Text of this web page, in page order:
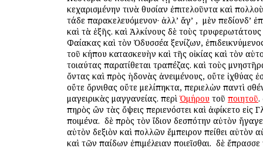
κεχαρισμένην τινὰ θυσίαν ἐπιτελοῦντα καὶ
τάδε παρακελευόμενον· ἀλλ’ ἄγ’ , ὁ μὲν πεδίονδ’
καὶ τὰ ἑξῆς. καὶ Ἀλκίνους δὲ τοὺς
Φαίακας καὶ τὸν Ὀδυσσέα ξενίζων,
τοῦ κήπου κατασκευὴν καὶ τῆς οἰκίας καὶ τὸν
τοιαύτας παρατίθεται τραπέζας. καὶ τοὺς
ὄντας καὶ πρὸς ἡδονὰς ἀνειμένους, οὔτε ἰχθύας
οὔτε ὄρνιθας οὔτε μελίπηκτα, περιελὼν παντὶ
μαγειρικὰς μαγγανείας. περὶ Ὁμήρου τοῦ ποιητοῦ.
πηρὸς ὢν τὰς ὄψεις περιενόστει καὶ ἀφίκετο εἰς
ποιμένα. ὁ δὲ πρὸς τὸν ἴδιον δεσπότην αὐτὸν
αὐτὸν δεξιὸν καὶ πολλῶν ἔμπειρον πείθει αὐτὸν
καὶ τῶν παίδων ἐπιμέλειαν ποιεῖσθαι. ὁ δὲ